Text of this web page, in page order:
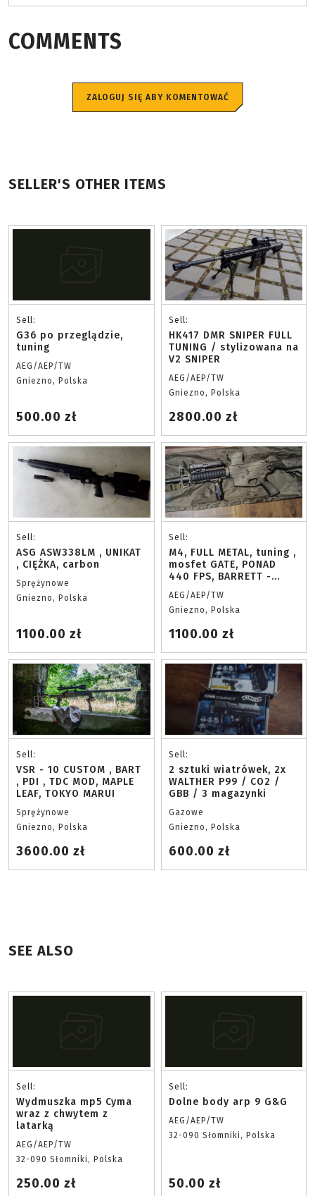
COMMENTS
ZALOGUJ SIĘ ABY KOMENTOWAĆ
SELLER'S OTHER ITEMS
Sell:
G36 po przeglądzie,
tuning
AEG/AEP/TW
Gniezno, Polska
500.00 zł
Sell:
HK417 DMR SNIPER FULL
TUNING / stylizowana na
V2 SNIPER
AEG/AEP/TW
Gniezno, Polska
2800.00 zł
Sell:
ASG ASW338LM , UNIKAT
, CIĘŻKA, carbon
Sprężynowe
Gniezno, Polska
1100.00 zł
Sell:
M4, FULL METAL, tuning ,
mosfet GATE, PONAD
440 FPS, BARRETT -
body na licencji, palne
oznaczenia
AEG/AEP/TW
Gniezno, Polska
1100.00 zł
Sell:
VSR - 10 CUSTOM , BART
, PDI , TDC MOD, MAPLE
LEAF, TOKYO MARUI
Sprężynowe
Gniezno, Polska
3600.00 zł
Sell:
2 sztuki wiatrówek, 2x
WALTHER P99 / CO2 /
GBB / 3 magazynki
Gazowe
Gniezno, Polska
600.00 zł
SEE ALSO
Sell:
Wydmuszka mp5 Cyma
wraz z chwytem z
latarką
AEG/AEP/TW
32-090 Słomniki, Polska
250.00 zł
Sell:
Dolne body arp 9 G&G
AEG/AEP/TW
32-090 Słomniki, Polska
50.00 zł